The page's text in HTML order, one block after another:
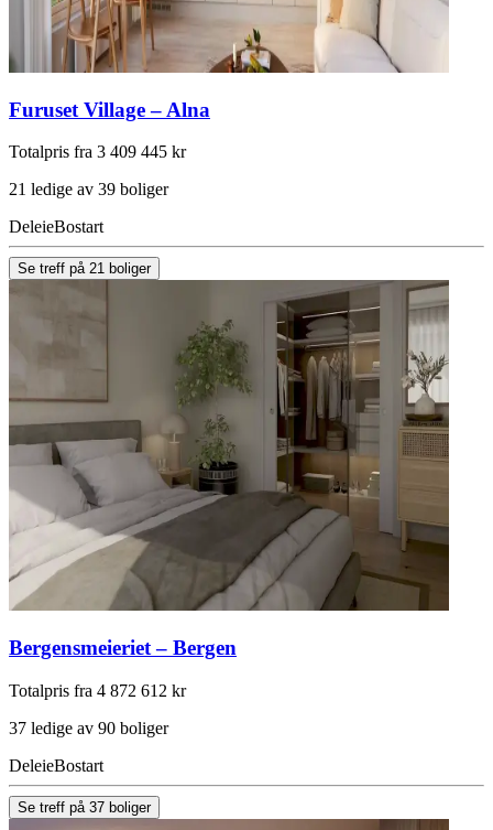
Furuset Village – Alna
Totalpris fra 3 409 445 kr
21 ledige av 39 boliger
DeleieBostart
Se treff på 21 boliger
Bergensmeieriet – Bergen
Totalpris fra 4 872 612 kr
37 ledige av 90 boliger
DeleieBostart
Se treff på 37 boliger